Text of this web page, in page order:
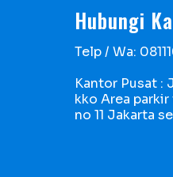
Hubungi
Telp / Wa:
Kantor Pusat :
kko Area
no 11 Jakarta